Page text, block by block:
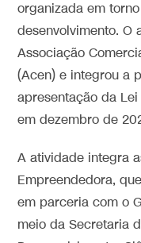
organizada em
desenvolvimento. O
Associação
(Acen) e integrou a
apresentação da
em dezembro de
A atividade integra
Empreendedora,
em parceria com o
meio da Secretaria